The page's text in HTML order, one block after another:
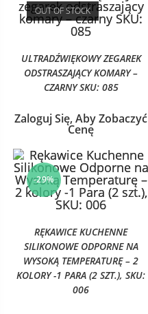
OUT OF STOCK
ULTRADŹWIĘKOWY ZEGAREK
ODSTRASZAJĄCY KOMARY –
CZARNY SKU: 085
Zaloguj Się, Aby Zobaczyć
Cenę
-29%
RĘKAWICE KUCHENNE
SILIKONOWE ODPORNE NA
WYSOKĄ TEMPERATURĘ – 2
KOLORY -1 PARA (2 SZT.), SKU:
006